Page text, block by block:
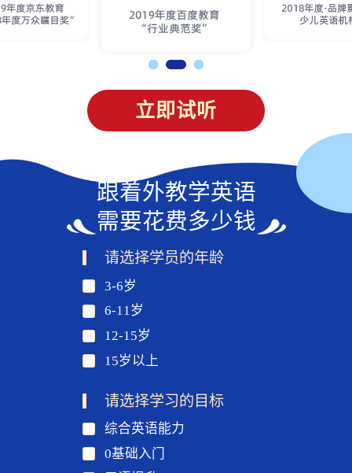
立即试听
跟着外教学英语
需要花费多少钱
请选择学员的年龄
3-6岁
6-11岁
12-15岁
15岁以上
请选择学习的目标
综合英语能力
0基础入门